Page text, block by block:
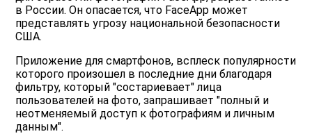
в России. Он опасается, что FaceApp может
представлять угрозу национальной безопасности
США.
Приложение для смартфонов, всплеск популярности
которого произошел в последние дни благодаря
фильтру, который "состариевает" лица
пользователей на фото, запрашивает "полный и
неотменяемый доступ к фотографиям и личным
данным".